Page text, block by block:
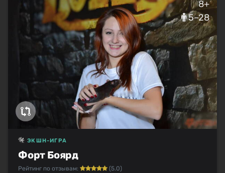
8+
5–28
Форт Боярд
ЭКШН-ИГРА
Рейтинг по отзывам: (5.0)